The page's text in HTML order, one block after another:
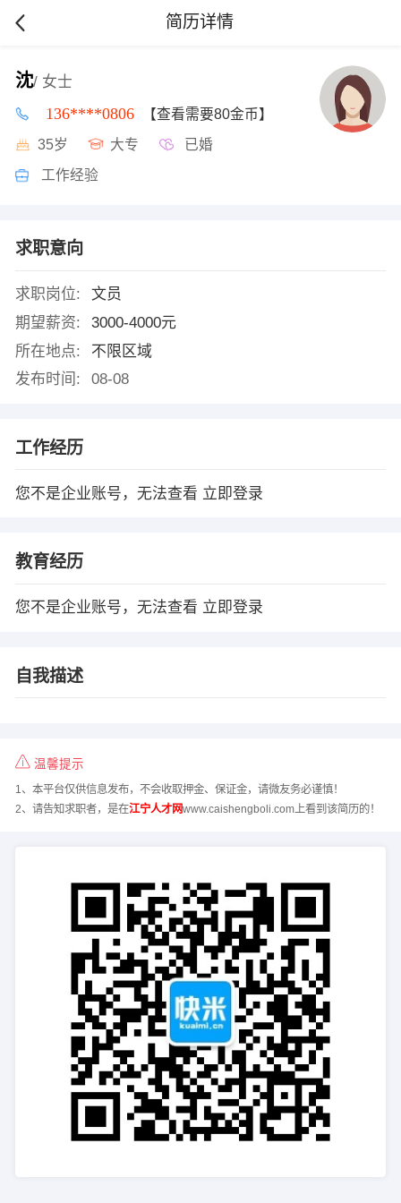
简历详情
沈/ 女士
136****0806 【查看需要80金币】
35岁 大专 已婚
工作经验
求职意向
求职岗位:
文员
期望薪资:
3000-4000元
所在地点:
不限区域
发布时间:
08-08
工作经历
您不是企业账号，无法查看 立即登录
教育经历
您不是企业账号，无法查看 立即登录
自我描述
温馨提示
1、本平台仅供信息发布，不会收取押金、保证金，请微友务必谨慎！
2、请告知求职者，是在江宁人才网www.caishengboli.com上看到该简历的！